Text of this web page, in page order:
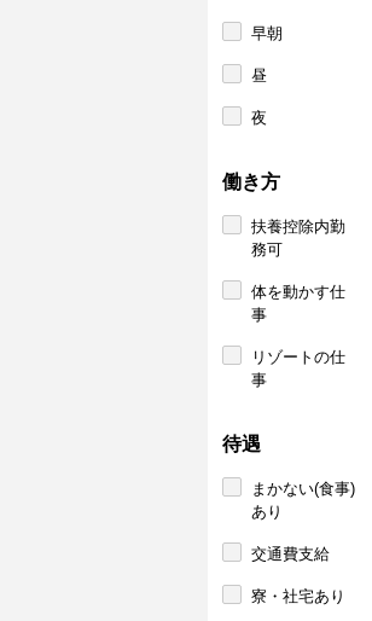
早朝
昼
夜
働き方
扶養控除内勤
務可
体を動かす仕
事
リゾートの仕
事
待遇
まかない(食事)
あり
交通費支給
寮・社宅あり